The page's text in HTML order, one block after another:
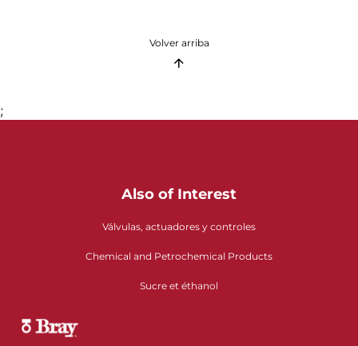
Volver arriba
;
Also of Interest
Válvulas, actuadores y controles
Chemical and Petrochemical Products
Sucre et éthanol